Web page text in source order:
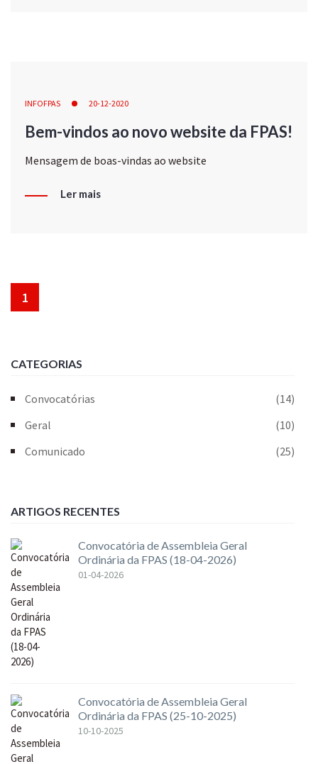
INFOFPAS 20-12-2020
Bem-vindos ao novo website da FPAS!
Mensagem de boas-vindas ao website
Ler mais
1
CATEGORIAS
Convocatórias
(14)
Geral
(10)
Comunicado
(25)
ARTIGOS RECENTES
Convocatória de Assembleia Geral
Ordinária da FPAS (18-04-2026)
01-04-2026
Convocatória de Assembleia Geral
Ordinária da FPAS (25-10-2025)
10-10-2025